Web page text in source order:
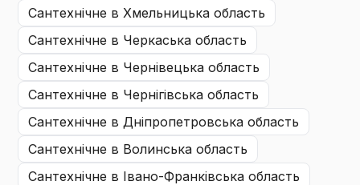
сантехнічне в Хмельницька область
сантехнічне в Черкаська область
сантехнічне в Чернівецька область
сантехнічне в Чернігівська область
сантехнічне в Дніпропетровська область
сантехнічне в Волинська область
сантехнічне в Івано-Франківська область